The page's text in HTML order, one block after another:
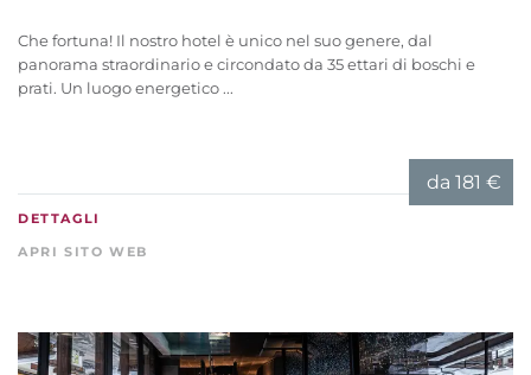
Che fortuna! Il nostro hotel è unico nel suo genere, dal
panorama straordinario e circondato da 35 ettari di boschi e
prati. Un luogo energetico ...
da 181 €
DETTAGLI
APRI SITO WEB